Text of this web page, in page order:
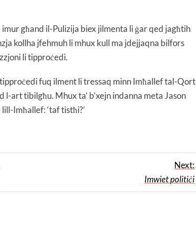
għand il-Pulizija biex jilmenta li ġar qed jagħtih
kollha jfehmuh li mhux kull ma jdejjaqna bilfors
li tipproċedi.
fuq ilment li tressaq minn Imħallef tal-
art tibilgħu. Mhux ta’ b’xejn indanna meta Jason
Imħallef: ‘taf tistħi?’
Next:
Imwiet politiċi